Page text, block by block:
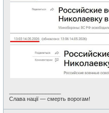
Слава нації — смерть ворогам!